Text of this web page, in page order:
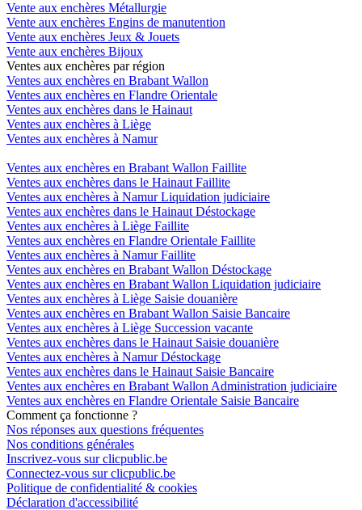
Vente aux enchères Métallurgie
Vente aux enchères Engins de manutention
Vente aux enchères Jeux & Jouets
Vente aux enchères Bijoux
Ventes aux enchères par région
Ventes aux enchères en Brabant Wallon
Ventes aux enchères en Flandre Orientale
Ventes aux enchères dans le Hainaut
Ventes aux enchères à Liège
Ventes aux enchères à Namur
Ventes aux enchères en Brabant Wallon Faillite
Ventes aux enchères dans le Hainaut Faillite
Ventes aux enchères à Namur Liquidation judiciaire
Ventes aux enchères dans le Hainaut Déstockage
Ventes aux enchères à Liège Faillite
Ventes aux enchères en Flandre Orientale Faillite
Ventes aux enchères à Namur Faillite
Ventes aux enchères en Brabant Wallon Déstockage
Ventes aux enchères en Brabant Wallon Liquidation judiciaire
Ventes aux enchères à Liège Saisie douanière
Ventes aux enchères en Brabant Wallon Saisie Bancaire
Ventes aux enchères à Liège Succession vacante
Ventes aux enchères dans le Hainaut Saisie douanière
Ventes aux enchères à Namur Déstockage
Ventes aux enchères dans le Hainaut Saisie Bancaire
Ventes aux enchères en Brabant Wallon Administration judiciaire
Ventes aux enchères en Flandre Orientale Saisie Bancaire
Comment ça fonctionne ?
Nos réponses aux questions fréquentes
Nos conditions générales
Inscrivez-vous sur clicpublic.be
Connectez-vous sur clicpublic.be
Politique de confidentialité & cookies
Déclaration d'accessibilité